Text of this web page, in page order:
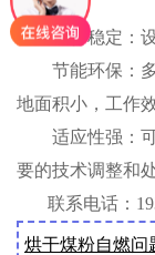
效率高。
运行稳定：设
节能环保：多
地面积小，工作
适应性强：可
要的技术调整和
联系电话：
烘干煤粉自燃问